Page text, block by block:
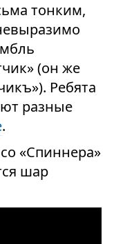
тонким,
(он же
Ребята
разные
.
«Спиннера»
шар